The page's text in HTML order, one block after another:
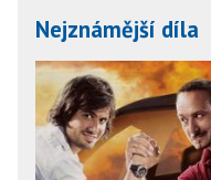
Nejznámější díla